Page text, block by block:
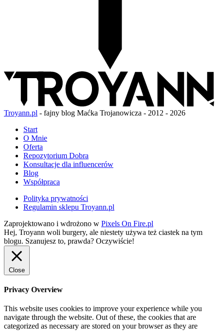
Troyann.pl - fajny blog Maćka Trojanowicza - 2012 - 2026
Start
O Mnie
Oferta
Repozytorium Dobra
Konsultacje dla influencerów
Blog
Współpraca
Polityka prywatności
Regulamin sklepu Troyann.pl
Zaprojektowano i wdrożono w Pixels On Fire.pl
Hej, Troyann woli burgery, ale niestety używa też ciastek na tym
blogu. Szanujesz to, prawda? Oczywiście!
Close
Privacy Overview
This website uses cookies to improve your experience while you
navigate through the website. Out of these, the cookies that are
categorized as necessary are stored on your browser as they are